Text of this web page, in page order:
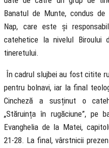
Banatul de Munte, condus de
Nap, care este și
catehetice la nivelul Biroului
tineretului.
În cadrul slujbei au fost citite
pentru bolnavi, iar la final
Cincheză a susținut o
„Stăruința în rugăciune”, pe
Evanghelia de la Matei,
21-28. La final, vârstnicii